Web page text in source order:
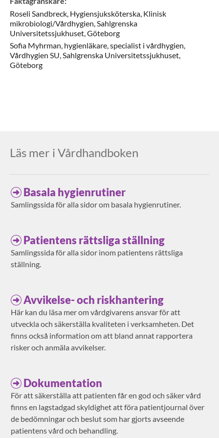
Roseli Sandbreck, Hygiensjuksköterska, Klinisk
mikrobiologi/Vårdhygien, Sahlgrenska
Universitetssjukhuset,Göteborg
Sofia Myhrman, hygienläkare, specialist i vårdhygien,
Vårdhygien SU, Sahlgrenska Universitetssjukhuset,
Göteborg
Läs mer i Vårdhandboken
Basala hygienrutiner
Samlingssida för alla sidor om basala hygienrutiner.
Patientens rättsliga ställning
Samlingssida för alla sidor inom patientens rättsliga
ställning.
Avvikelse- och riskhantering
Här kan du läsa mer om vårdgivarens ansvar för att
utveckla och säkerställa kvaliteten i verksamheten. Det
finns också information om att bland annat rapportera
risker och anmäla avvikelser.
Dokumentation
För att säkerställa att patienten får en god och säker vård
finns en lagstadgad skyldighet att föra patientjournal över
de bedömningar och beslut som har gjorts avseende
patientens vård och behandling.